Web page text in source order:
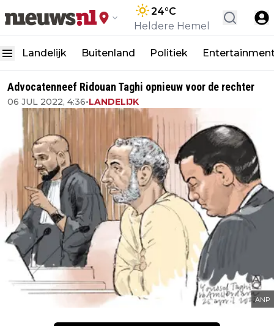
24°C
Heldere Hemel
Landelijk Buitenland Politiek
Advocatenneef Ridouan Taghi opnieuw voor de rechter
06 JUL 2022, 4:36•LANDELIJK
ANP